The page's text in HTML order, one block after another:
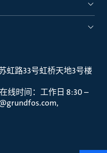
虹路33号虹桥天地3号楼
线时间：工作日 8:30 –